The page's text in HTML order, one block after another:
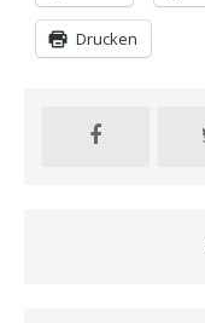
Drucken